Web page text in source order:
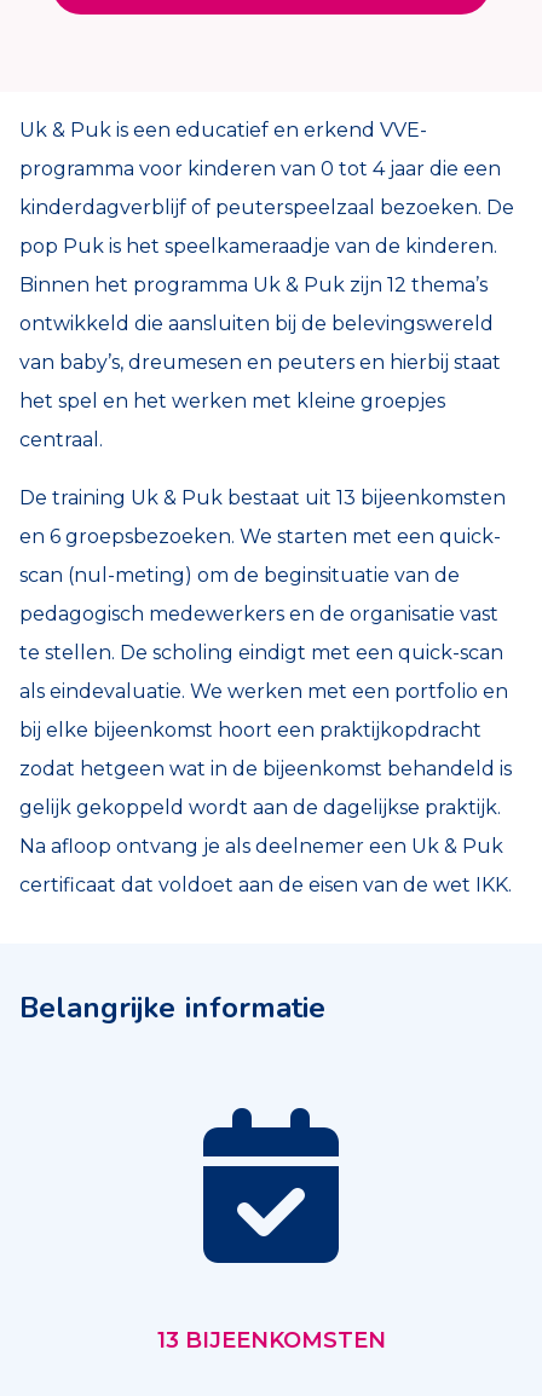
Uk & Puk is een educatief en erkend VVE-
programma voor kinderen van 0 tot 4 jaar die een
kinderdagverblijf of peuterspeelzaal bezoeken. De
pop Puk is het speelkameraadje van de kinderen.
Binnen het programma Uk & Puk zijn 12 thema’s
ontwikkeld die aansluiten bij de belevingswereld
van baby’s, dreumesen en peuters en hierbij staat
het spel en het werken met kleine groepjes
centraal.
De training Uk & Puk bestaat uit 13 bijeenkomsten
en 6 groepsbezoeken. We starten met een quick-
scan (nul-meting) om de beginsituatie van de
pedagogisch medewerkers en de organisatie vast
te stellen. De scholing eindigt met een quick-scan
als eindevaluatie. We werken met een portfolio en
bij elke bijeenkomst hoort een praktijkopdracht
zodat hetgeen wat in de bijeenkomst behandeld is
gelijk gekoppeld wordt aan de dagelijkse praktijk.
Na afloop ontvang je als deelnemer een Uk & Puk
certificaat dat voldoet aan de eisen van de wet IKK.
Belangrijke informatie
13 BIJEENKOMSTEN